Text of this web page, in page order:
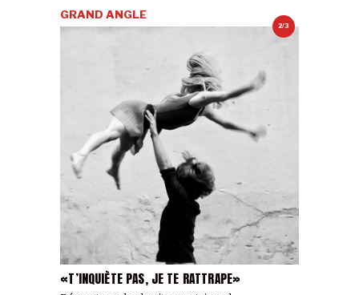
2/3
«T’INQUIÈTE PAS, JE TE RATTRAPE»
GRAND ANGLE